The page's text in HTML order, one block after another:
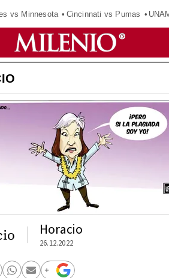
vs Minnesota Cincinnati vs Pumas
Horacio
26.12.2022